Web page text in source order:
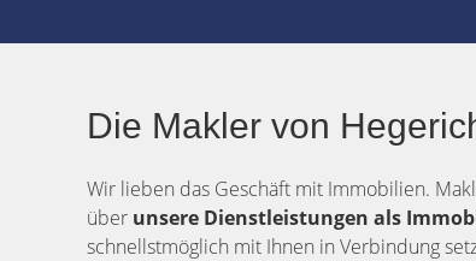
Die Makler von
Wir lieben das Geschäft mit Immobilien.
über unsere Dienstleistungen als
schnellstmöglich mit Ihnen in Verbindung